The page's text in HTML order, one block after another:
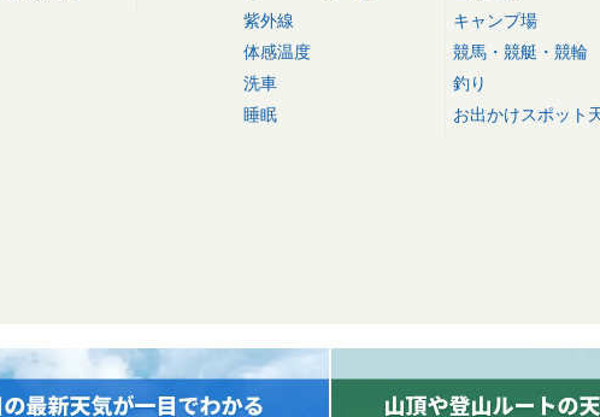
紫外線
体感温度
洗車
睡眠
キャンプ場
競馬・競艇・競輪
釣り
お出かけスポット